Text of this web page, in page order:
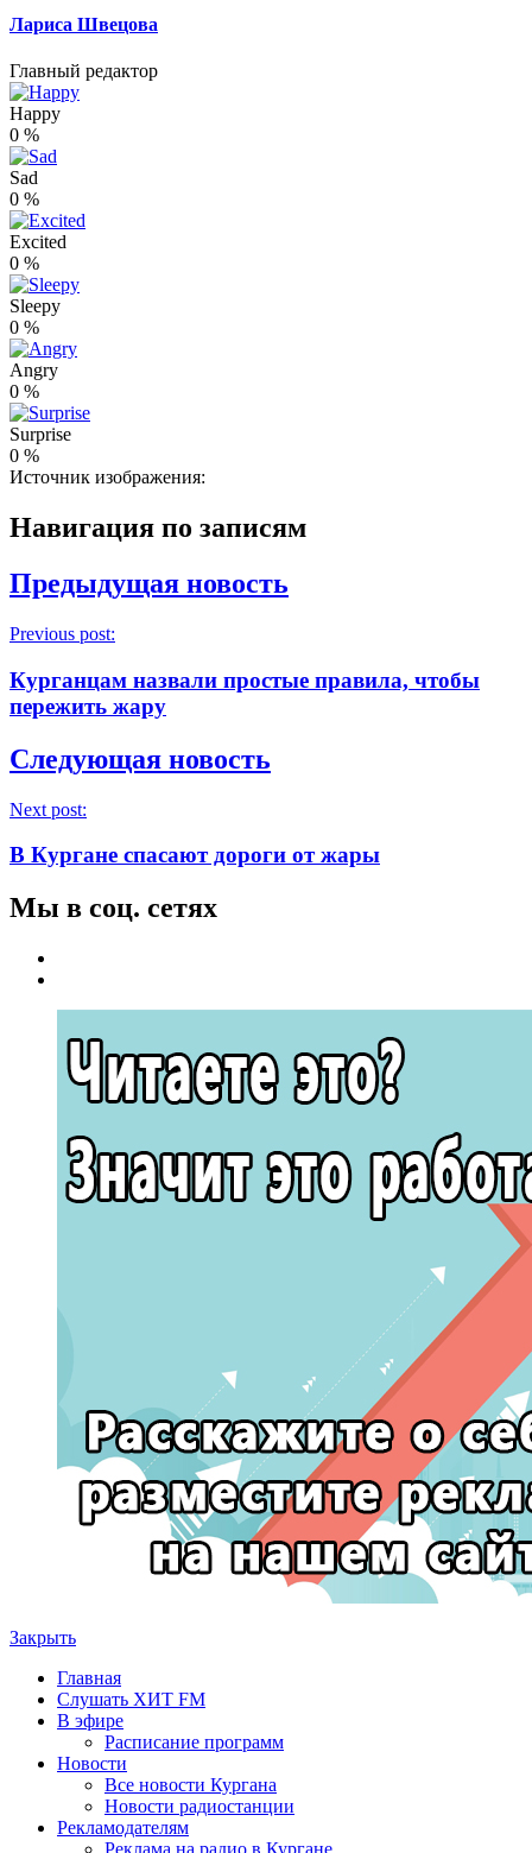
Лариса Швецова
Главный редактор
Happy
0 %
Sad
0 %
Excited
0 %
Sleepy
0 %
Angry
0 %
Surprise
0 %
Источник изображения:
Навигация по записям
Предыдущая новость
Previous post:
Курганцам назвали простые правила, чтобы
пережить жару
Следующая новость
Next post:
В Кургане спасают дороги от жары
Мы в соц. сетях
Закрыть
Главная
Слушать ХИТ FM
В эфире
Расписание программ
Новости
Все новости Кургана
Новости радиостанции
Рекламодателям